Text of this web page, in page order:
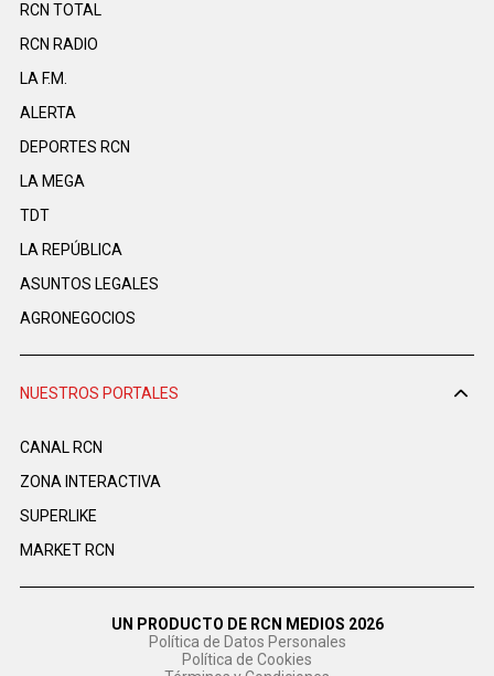
RCN TOTAL
RCN RADIO
LA F.M.
ALERTA
DEPORTES RCN
LA MEGA
TDT
LA REPÚBLICA
ASUNTOS LEGALES
AGRONEGOCIOS
NUESTROS PORTALES
CANAL RCN
ZONA INTERACTIVA
SUPERLIKE
MARKET RCN
UN PRODUCTO DE RCN MEDIOS 2026
Política de Datos Personales
Política de Cookies